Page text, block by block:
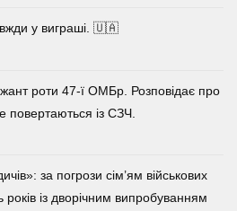
у виграші. 🇺🇦
роти 47-ї ОМБр. Розповідає про
повертаються із СЗЧ.
за погрози сім’ям військових
років із дворічним випробуванням